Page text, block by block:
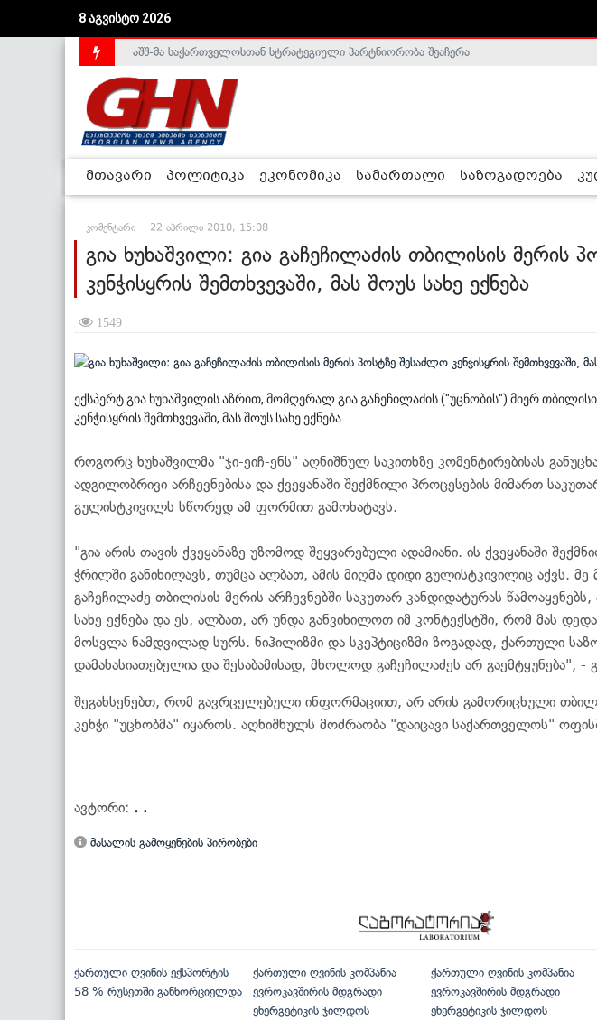
8 აგვისტო 2026
საქართველოს დე-ფაქტო მთავრობა არალეგიტიმურია - ჰელსინკის კომისია
აშშ-მა საქართველოსთან სტრატეგიული პარტნიორობა შეაჩერა
მთავარი პოლიტიკა ეკონომიკა სამართალი საზოგადოება
კომენტარი 22 აპრილი 2010, 15:08
გია ხუხაშვილი: გია გაჩეჩილაძის თბილისის მერის
კენჭისყრის შემთხვევაში, მას შოუს სახე ექნება
1549
ექსპერტ გია ხუხაშვილის აზრით, მომღერალ გია გაჩეჩილაძის ("უცნობის") მიერ
კენჭისყრის შემთხვევაში, მას შოუს სახე ექნება.
როგორც ხუხაშვილმა "ჯი-ეიჩ-ენს" აღნიშნულ საკითხზე კომენტირებისას
ადგილობრივი არჩევნებისა და ქვეყანაში შექმნილი პროცესების მიმართ
გულისტკივილს სწორედ ამ ფორმით გამოხატავს.
"გია არის თავის ქვეყანაზე უზომოდ შეყვარებული ადამიანი. ის ქვეყანაში
ჭრილში განიხილავს, თუმცა ალბათ, ამის მიღმა დიდი გულისტკივილიც აქვს.
გაჩეჩილაძე თბილისის მერის არჩევნებში საკუთარ კანდიდატურას
სახე ექნება და ეს, ალბათ, არ უნდა განვიხილოთ იმ კონტექსტში, რომ მას
მოსვლა ნამდვილად სურს. ნიჰილიზმი და სკეპტიციზმი ზოგადად, ქართული
დამახასიათებელია და შესაბამისად, მხოლოდ გაჩეჩილაძეს არ გაემტყუნება", -
შეგახსენებთ, რომ გავრცელებული ინფორმაციით, არ არის გამორიცხული
კენჭი "უცნობმა" იყაროს. აღნიშნულს მოძრაობა "დაიცავი საქართველოს"
ავტორი: . .
მასალის გამოყენების პირობები
ქართული ღვინის ექსპორტის
58 % რუსეთში განხორციელდა
ქართული ღვინის კომპანია
ევროკავშირის მდგრადი
ენერგეტიკის ჯილდოს
ქართული ღვინის კომპანია
ევროკავშირის მდგრადი
ენერგეტიკის ჯილდოს